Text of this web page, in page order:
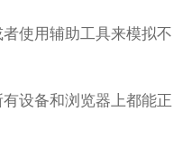
使用辅助工具来模拟不
设备和浏览器上都能正